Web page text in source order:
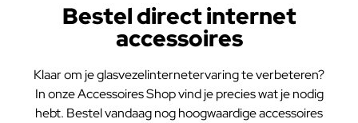
Bestel direct internet
accessoires
Klaar om je glasvezelinternetervaring te verbeteren?
In onze Accessoires Shop vind je precies wat je nodig
hebt. Bestel vandaag nog hoogwaardige accessoires